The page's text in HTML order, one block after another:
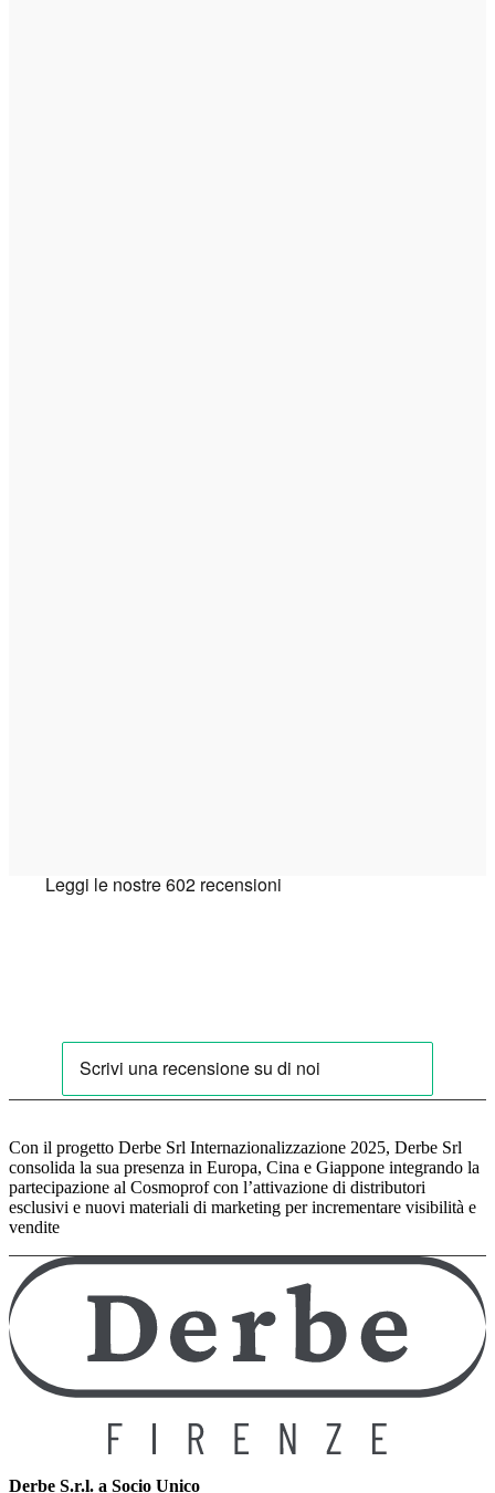
Con il progetto Derbe Srl Internazionalizzazione 2025, Derbe Srl
consolida la sua presenza in Europa, Cina e Giappone integrando la
partecipazione al Cosmoprof con l’attivazione di distributori
esclusivi e nuovi materiali di marketing per incrementare visibilità e
vendite
Derbe S.r.l. a Socio Unico